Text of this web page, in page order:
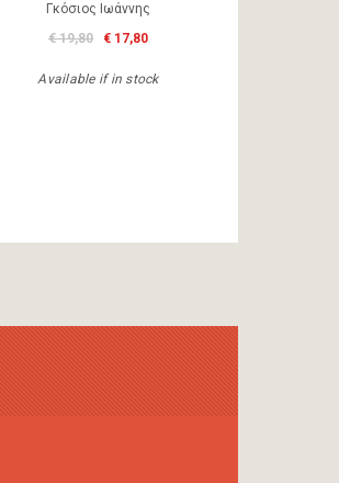
Γκόσιος Ιωάννης
€ 19,80
€ 17,80
Available if in stock